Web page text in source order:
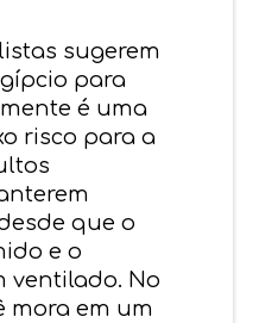
sugerem
para
é uma
risco para a
que o
e o
ventilado. No
mora em um